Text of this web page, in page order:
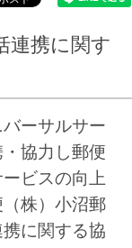
連携に関す
ーサルサー
協力し郵便
ビスの向上
株）小沼郵
に関する協